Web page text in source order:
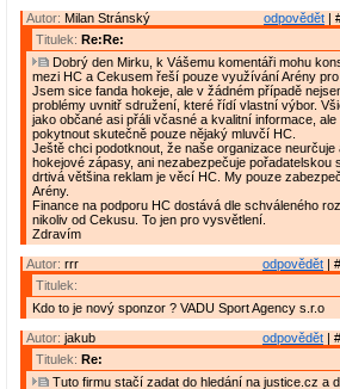
odpovědět |
Autor: Milan Stránský
Titulek: Re:Re:
Dobrý den Mirku, k Vášemu komentáři mohu
mezi HC a Cekusem řeší pouze využívání Arény
Jsem sice fanda hokeje, ale v žádném případě
problémy uvnitř sdružení, které řídí vlastní výbor.
jako občané asi přáli včasné a kvalitní informace, ale
pokytnout skutečně pouze nějaký mluvčí HC.
Ještě chci podotknout, že naše organizace neurčuje
hokejové zápasy, ani nezabezpečuje pořadatelskou
drtivá většina reklam je věcí HC. My pouze
Arény.
Finance na podporu HC dostává dle schváleného
nikoliv od Cekusu. To jen pro vysvětlení.
Zdravím
odpovědět |
Autor: rrr
Titulek:
Kdo to je nový sponzor ? VADU Sport Agency s.r.o
odpovědět |
Autor: jakub
Titulek: Re:
Tuto firmu stačí zadat do hledání na justice.cz a